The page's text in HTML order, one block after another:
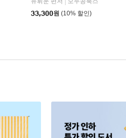
33,300원 (10% 할인)